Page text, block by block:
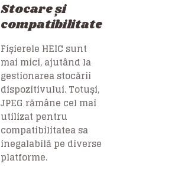
Stocare și
compatibilitate
Fișierele HEIC sunt
mai mici, ajutând la
gestionarea stocării
dispozitivului. Totuși,
JPEG rămâne cel mai
utilizat pentru
compatibilitatea sa
inegalabilă pe diverse
platforme.